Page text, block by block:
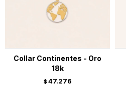
Collar Continentes - Oro
18k
$ 47.276